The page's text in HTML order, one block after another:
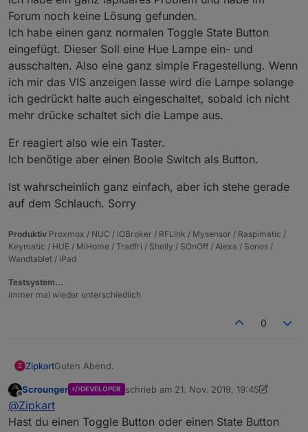
Forum noch keine Lösung gefunden.
Ich habe einen ganz normalen Toggle State Button
eingefügt. Dieser Soll eine Hue Lampe ein- und
ausschalten. Also eine ganz simple Fragestellung. Wenn
ich mir das VIS anzeigen lasse wird die Lampe solange
ich gedrückt halte auch eingeschaltet, sobald ich nicht
mehr drücke schaltet sich die Lampe aus.
Er reagiert also wie ein Taster.
Ich benötige aber einen Boole Switch als Button.
Ist wahrscheinlich ganz einfach, aber ich stehe gerade
auf dem Schlauch. Sorry
Produktiv Proxmox / NUC / IOBroker / RFLInk / Mysensor / Raspimatic /
Keymatic / HUE / MiHome / Tradfri / Shelly / SOnOff / Alexa / Sonos /
Wandtablet / iPad
Testsystem…
immer mal wieder unterschiedlich
0
Z ZipkartGuten Abend.
Ich habe ein ganz lapidares Problem und habe im
Forum noch keine Lösung gefunden.
Ich habe einen ganz normalen Toggle State Button
Er reagiert also wie ein Taster.
Offline
Scrounger DEVELOPER schrieb am 21. Nov. 2019, 19:45
zuletzt editiert von Scrounger
@Zipkart
Hast du einen Toggle Button oder einen State Button